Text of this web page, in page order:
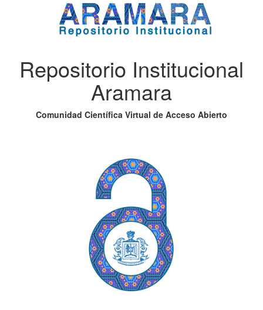
Repositorio Institucional
Aramara
Comunidad Científica Virtual de Acceso Abierto